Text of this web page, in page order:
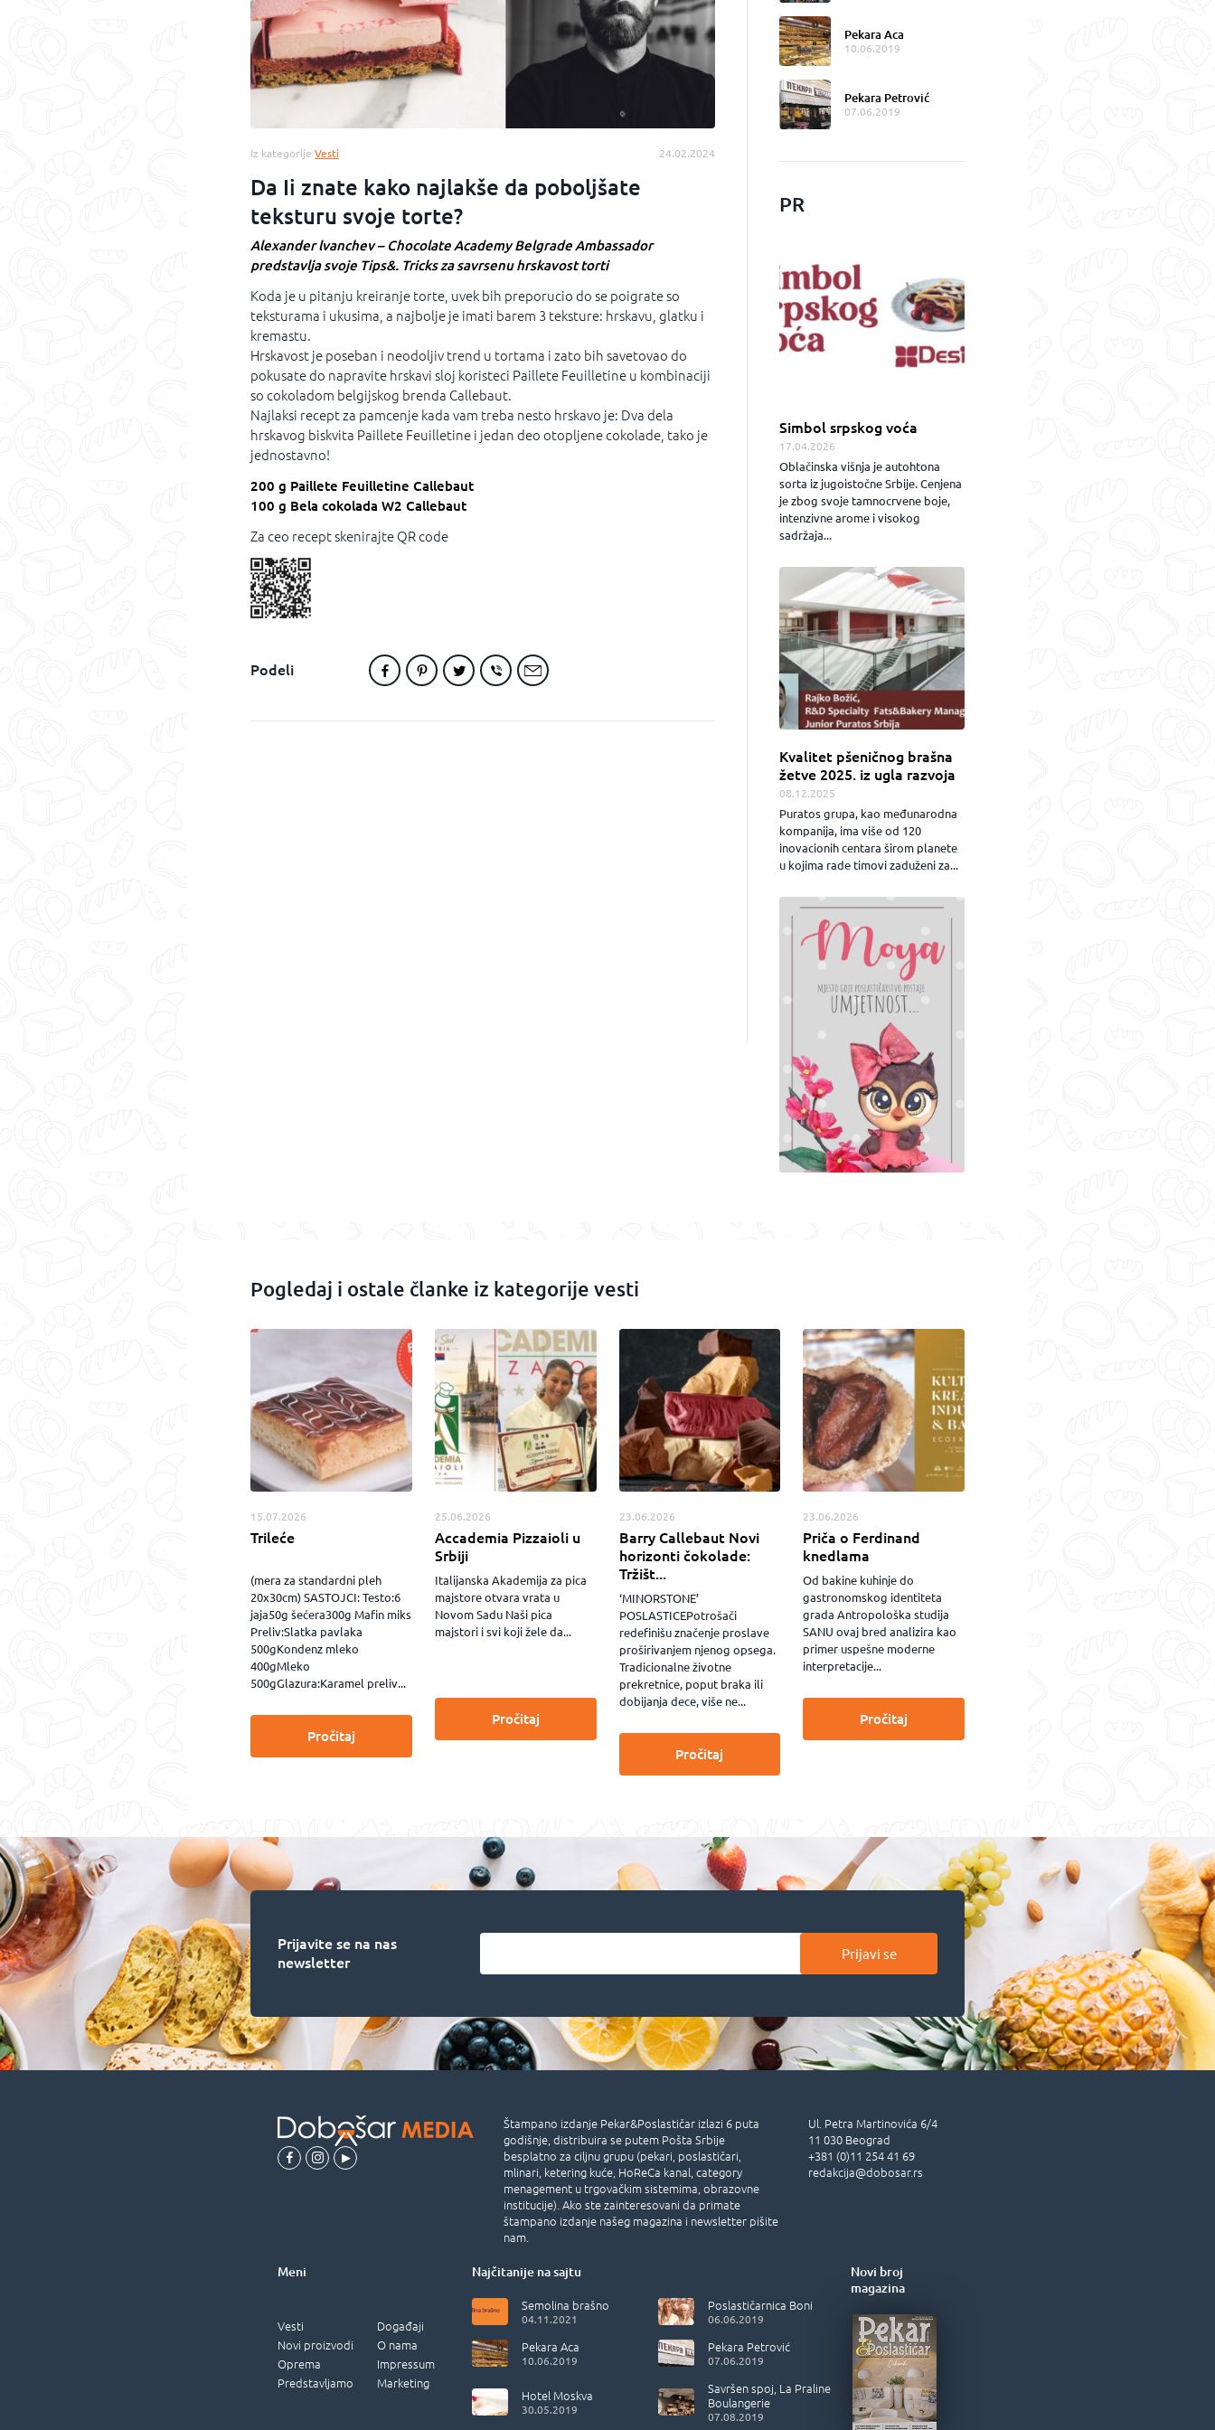
Iz kategorije Vesti 24.02.2024
Da Ii znate kako najlakše da poboljšate
teksturu svoje torte?
Alexander lvanchev – Chocolate Academy Belgrade Ambassador
predstavlja svoje Tips&. Tricks za savrsenu hrskavost torti
Koda je u pitanju kreiranje torte, uvek bih preporucio do se poigrate so
teksturama i ukusima, a najbolje je imati barem 3 teksture: hrskavu, glatku i
kremastu.
Hrskavost je poseban i neodoljiv trend u tortama i zato bih savetovao do
pokusate do napravite hrskavi sloj koristeci Paillete Feuilletine u kombinaciji
so cokoladom belgijskog brenda Callebaut.
Najlaksi recept za pamcenje kada vam treba nesto hrskavo je: Dva dela
hrskavog biskvita Paillete Feuilletine i jedan deo otopljene cokolade, tako je
jednostavno!
200 g Paillete Feuilletine Callebaut
100 g Bela cokolada W2 Callebaut
Za ceo recept skenirajte QR code
Podeli
Pekara Aca
10.06.2019
Pekara Petrović
07.06.2019
PR
Simbol srpskog voća
17.04.2026
Oblačinska višnja je autohtona
sorta iz jugoistočne Srbije. Cenjena
je zbog svoje tamnocrvene boje,
intenzivne arome i visokog
sadržaja...
Kvalitet pšeničnog brašna
žetve 2025. iz ugla razvoja
08.12.2025
Puratos grupa, kao međunarodna
kompanija, ima više od 120
inovacionih centara širom planete
u kojima rade timovi zaduženi za...
Pogledaj i ostale članke iz kategorije vesti
15.07.2026
Trileće
(mera za standardni pleh
20x30cm) SASTOJCI: Testo:6
jaja50g šećera300g Mafin miks
Preliv:Slatka pavlaka
500gKondenz mleko
400gMleko
500gGlazura:Karamel preliv...
Pročitaj
25.06.2026
Accademia Pizzaioli u
Srbiji
Italijanska Akademija za pica
majstore otvara vrata u
Novom Sadu Naši pica
majstori i svi koji žele da...
Pročitaj
23.06.2026
Barry Callebaut Novi
horizonti čokolade:
Tržišt...
‘MINORSTONE’
POSLASTICEPotrošači
redefinišu značenje proslave
proširivanjem njenog opsega.
Tradicionalne životne
prekretnice, poput braka ili
dobijanja dece, više ne...
Pročitaj
23.06.2026
Priča o Ferdinand
knedlama
Od bakine kuhinje do
gastronomskog identiteta
grada Antropološka studija
SANU ovaj bred analizira kao
primer uspešne moderne
interpretacije...
Pročitaj
Prijavite se na nas
newsletter
Prijavi se
Štampano izdanje Pekar&Poslastičar izlazi 6 puta
godišnje, distribuira se putem Pošta Srbije
besplatno za ciljnu grupu (pekari, poslastičari,
mlinari, ketering kuće, HoReCa kanal, category
menagement u trgovačkim sistemima, obrazovne
institucije). Ako ste zainteresovani da primate
štampano izdanje našeg magazina i newsletter pišite
nam.
Ul. Petra Martinovića 6/4
11 030 Beograd
+381 (0)11 254 41 69
redakcija@dobosar.rs
Meni
Vesti
Novi proizvodi
Oprema
Predstavljamo
Događaji
O nama
Impressum
Marketing
Najčitanije na sajtu
Semolina brašno
04.11.2021
Poslastičarnica Boni
06.06.2019
Pekara Aca
10.06.2019
Pekara Petrović
07.06.2019
Hotel Moskva
30.05.2019
Savršen spoj, La Praline
Boulangerie
07.08.2019
Novi broj
magazina